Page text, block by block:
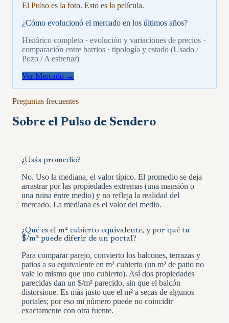
El Pulso es la foto. Esto es la película.
¿Cómo evolucionó el mercado en los últimos años?
Histórico completo · evolución y variaciones de precios ·
comparación entre barrios · tipología y estado (Usado /
Pozo / A estrenar)
Ver Mercado →
Preguntas frecuentes
Sobre el Pulso de Sendero
¿Usás promedio?
No. Uso la mediana, el valor típico. El promedio se deja
arrastrar por las propiedades extremas (una mansión o
una ruina entre medio) y no refleja la realidad del
mercado. La mediana es el valor del medio.
¿Qué es el m² cubierto equivalente, y por qué tu
$/m² puede diferir de un portal?
Para comparar parejo, convierto los balcones, terrazas y
patios a su equivalente en m² cubierto (un m² de patio no
vale lo mismo que uno cubierto). Así dos propiedades
parecidas dan un $/m² parecido, sin que el balcón
distorsione. Es más justo que el m² a secas de algunos
portales; por eso mi número puede no coincidir
exactamente con otra fuente.